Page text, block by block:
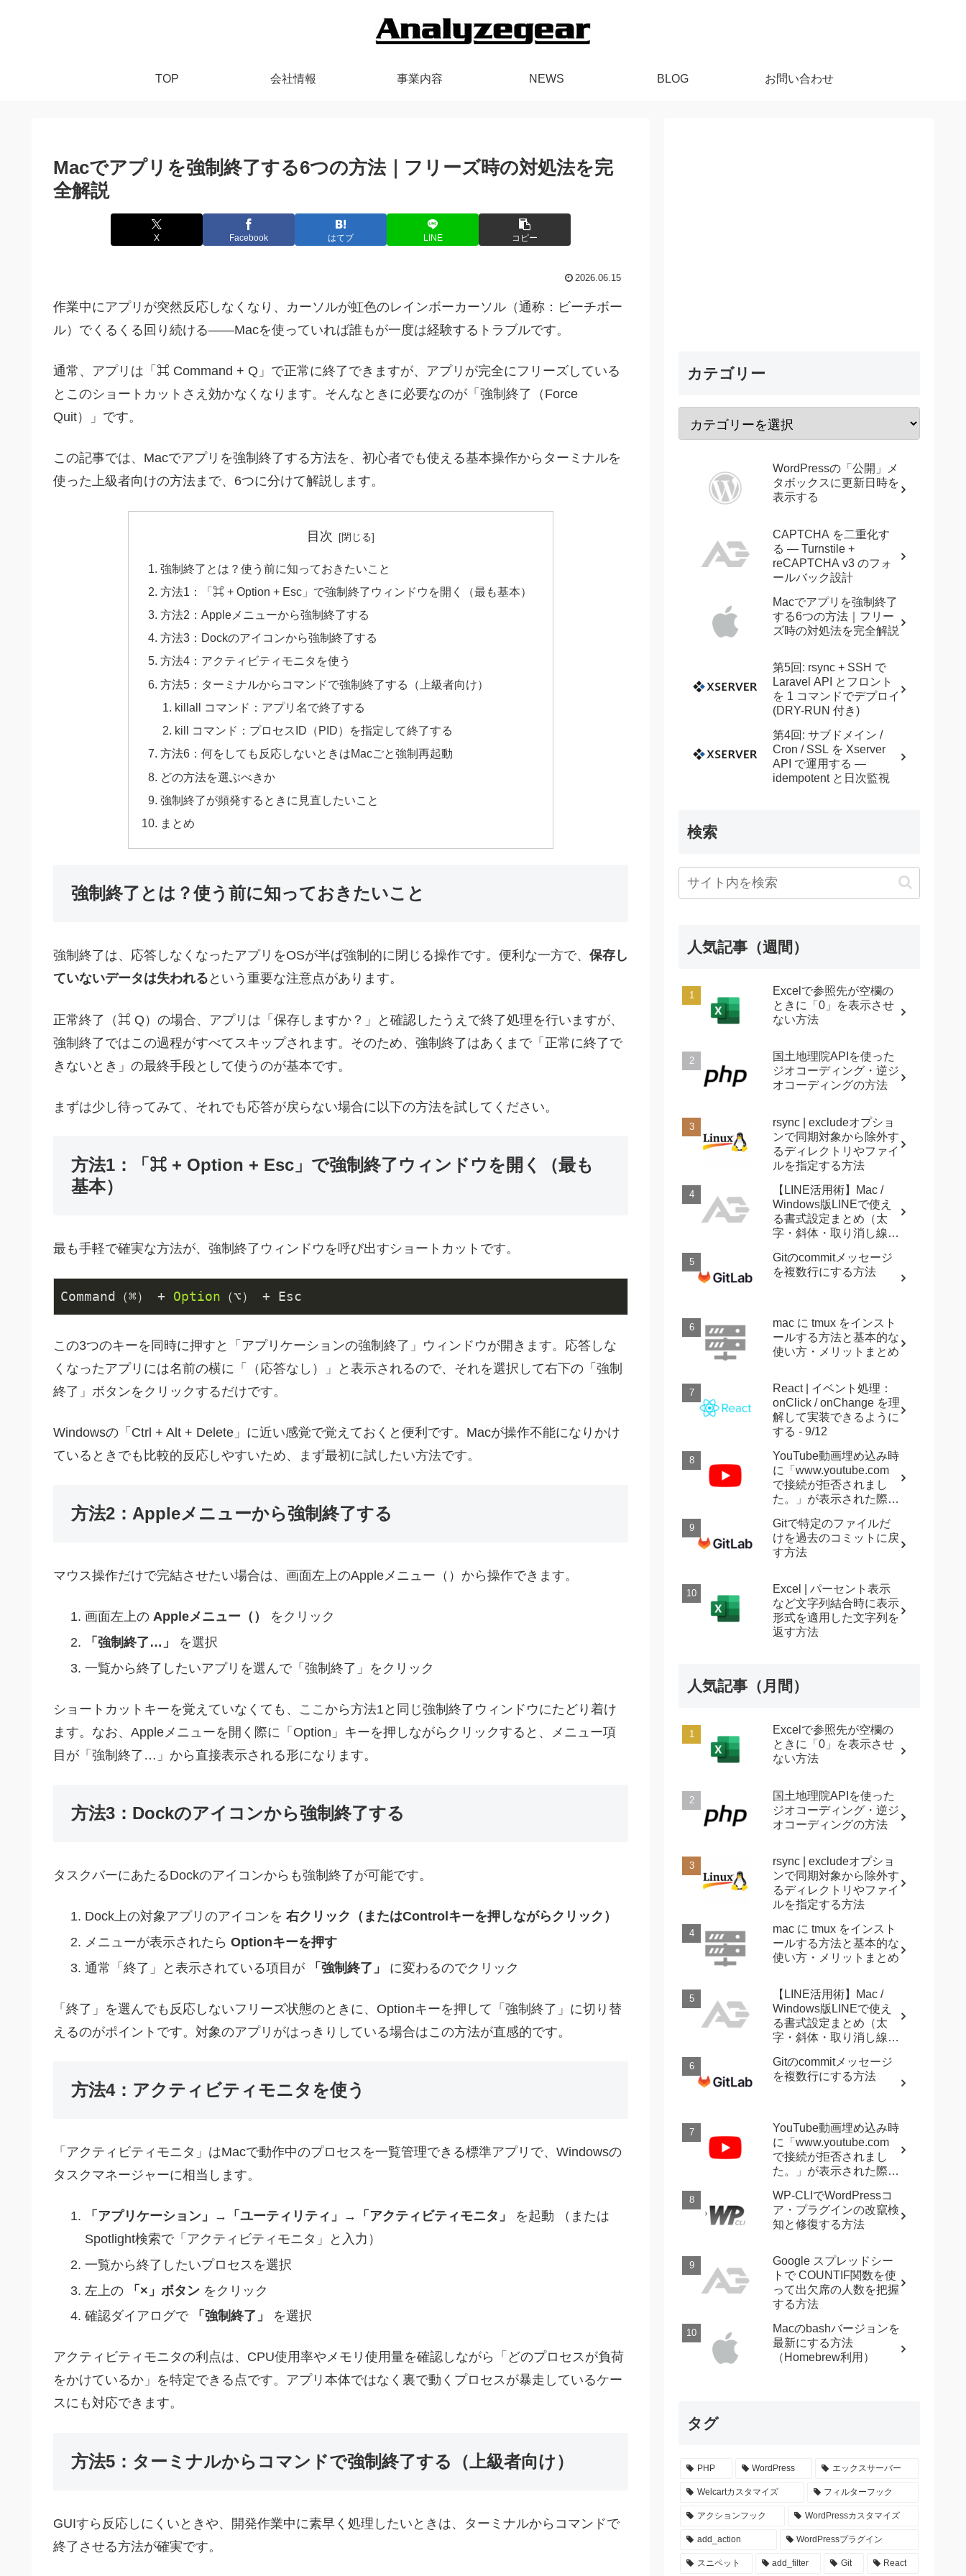
TOP 会社情報 事業内容 NEWS BLOG お問い合わせ
Macでアプリを強制終了する6つの方法｜フリーズ時の対処法を完
全解説
X Facebook はてブ LINE コピー
2026.06.15
作業中にアプリが突然反応しなくなり、カーソルが虹色のレインボーカーソル（通称：ビーチボー
ル）でくるくる回り続ける――Macを使っていれば誰もが一度は経験するトラブルです。
通常、アプリは「⌘ Command + Q」で正常に終了できますが、アプリが完全にフリーズしている
とこのショートカットさえ効かなくなります。そんなときに必要なのが「強制終了（Force
Quit）」です。
この記事では、Macでアプリを強制終了する方法を、初心者でも使える基本操作からターミナルを
使った上級者向けの方法まで、6つに分けて解説します。
目次
強制終了とは？使う前に知っておきたいこと
方法1：「⌘ + Option + Esc」で強制終了ウィンドウを開く（最も基本）
方法2：Appleメニューから強制終了する
方法3：Dockのアイコンから強制終了する
方法4：アクティビティモニタを使う
方法5：ターミナルからコマンドで強制終了する（上級者向け）
killall コマンド：アプリ名で終了する
kill コマンド：プロセスID（PID）を指定して終了する
方法6：何をしても反応しないときはMacごと強制再起動
どの方法を選ぶべきか
強制終了が頻発するときに見直したいこと
まとめ
強制終了とは？使う前に知っておきたいこと
強制終了は、応答しなくなったアプリをOSが半ば強制的に閉じる操作です。便利な一方で、 保存し
ていないデータは失われる という重要な注意点があります。
正常終了（⌘ Q）の場合、アプリは「保存しますか？」と確認したうえで終了処理を行いますが、
強制終了ではこの過程がすべてスキップされます。そのため、強制終了はあくまで「正常に終了で
きないとき」の最終手段として使うのが基本です。
まずは少し待ってみて、それでも応答が戻らない場合に以下の方法を試してください。
方法1：「⌘ + Option + Esc」で強制終了ウィンドウを開く（最も
基本）
最も手軽で確実な方法が、強制終了ウィンドウを呼び出すショートカットです。
Command（⌘） + Option
この3つのキーを同時に押すと「アプリケーションの強制終了」ウィンドウが開きます。応答しな
くなったアプリには名前の横に「（応答なし）」と表示されるので、それを選択して右下の「強制
終了」ボタンをクリックするだけです。
Windowsの「Ctrl + Alt + Delete」に近い感覚で覚えておくと便利です。Macが操作不能になりかけ
ているときでも比較的反応しやすいため、まず最初に試したい方法です。
方法2：Appleメニューから強制終了する
マウス操作だけで完結させたい場合は、画面左上のAppleメニュー（）から操作できます。
画面左上の Appleメニュー（）
をクリック
「強制終了…」
を選択
一覧から終了したいアプリを選んで「強制終了」をクリック
ショートカットキーを覚えていなくても、ここから方法1と同じ強制終了ウィンドウにたどり着け
ます。なお、Appleメニューを開く際に「Option」キーを押しながらクリックすると、メニュー項
目が「強制終了…」から直接表示される形になります。
方法3：Dockのアイコンから強制終了する
タスクバーにあたるDockのアイコンからも強制終了が可能です。
Dock上の対象アプリのアイコンを 右クリック（またはControlキーを押しながらクリック）
メニューが表示されたら Optionキーを押す
通常「終了」と表示されている項目が
「強制終了」 に変わるのでクリック
「終了」を選んでも反応しないフリーズ状態のときに、Optionキーを押して「強制終了」に切り替
えるのがポイントです。対象のアプリがはっきりしている場合はこの方法が直感的です。
方法4：アクティビティモニタを使う
「アクティビティモニタ」はMacで動作中のプロセスを一覧管理できる標準アプリで、Windowsの
タスクマネージャーに相当します。
「アプリケーション」→「ユーティリティ」→「アクティビティモニタ」
を起動 （または
Spotlight検索で「アクティビティモニタ」と入力）
一覧から終了したいプロセスを選択
左上の
「×」ボタンをクリック
確認ダイアログで
「強制終了」 を選択
アクティビティモニタの利点は、CPU使用率やメモリ使用量を確認しながら「どのプロセスが負荷
をかけているか」を特定できる点です。アプリ本体ではなく裏で動くプロセスが暴走しているケー
スにも対応できます。
方法5：ターミナルからコマンドで強制終了する（上級者向け）
GUIすら反応しにくいときや、開発作業中に素早く処理したいときは、ターミナルからコマンドで
終了させる方法が確実です。
カテゴリー
WordPressの「公開」メ
タボックスに更新日時を
表示する
CAPTCHA を二重化す
る — Turnstile +
reCAPTCHA v3 のフォ
ールバック設計
Macでアプリを強制終了
する6つの方法｜フリー
ズ時の対処法を完全解説
第5回: rsync + SSH で
Laravel API とフロント
を 1 コマンドでデプロイ
(DRY-RUN 付き)
第4回: サブドメイン /
Cron / SSL を Xserver
API で運用する —
idempotent と日次監視
検索
人気記事（週間）
Excelで参照先が空欄の
ときに「0」を表示させ
ない方法
国土地理院APIを使った
ジオコーディング・逆ジ
オコーディングの方法
rsync | excludeオプショ
ンで同期対象から除外す
るディレクトリやファイ
ルを指定する方法
【LINE活用術】Mac /
Windows版LINEで使え
る書式設定まとめ（太
字・斜体・取り消し線・
Gitのcommitメッセージ
を複数行にする方法
mac に tmux をインスト
ールする方法と基本的な
使い方・メリットまとめ
React | イベント処理：
onClick / onChange を理
解して実装できるように
する - 9/12
YouTube動画埋め込み時
に「www.youtube.com
で接続が拒否されまし
た。」が表示された際に
Gitで特定のファイルだ
けを過去のコミットに戻
す方法
Excel | パーセント表示
など文字列結合時に表示
形式を適用した文字列を
返す方法
人気記事（月間）
Excelで参照先が空欄の
ときに「0」を表示させ
ない方法
国土地理院APIを使った
ジオコーディング・逆ジ
オコーディングの方法
rsync | excludeオプショ
ンで同期対象から除外す
るディレクトリやファイ
ルを指定する方法
mac に tmux をインスト
ールする方法と基本的な
使い方・メリットまとめ
【LINE活用術】Mac /
Windows版LINEで使え
る書式設定まとめ（太
字・斜体・取り消し線・
Gitのcommitメッセージ
を複数行にする方法
YouTube動画埋め込み時
に「www.youtube.com
で接続が拒否されまし
た。」が表示された際に
WP-CLIでWordPressコ
ア・プラグインの改竄検
知と修復する方法
Google スプレッドシー
トで COUNTIF関数を使
って出欠席の人数を把握
する方法
Macのbashバージョンを
最新にする方法
（Homebrew利用）
タグ
PHP WordPress エックスサーバー
Welcartカスタマイズ フィルターフック
アクションフック WordPressカスタマイズ
add_action WordPressプラグイン
スニペット add_filter Git React